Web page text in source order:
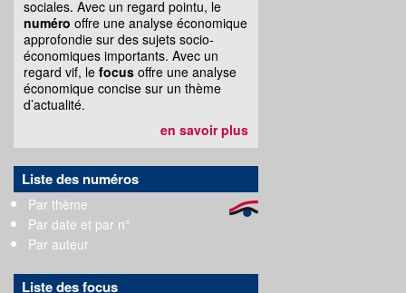
sociales. Avec un regard pointu, le
numéro offre une analyse économique
approfondie sur des sujets socio-
économiques importants. Avec un
regard vif, le focus offre une analyse
économique concise sur un thème
d’actualité.
en savoir plus
Liste des numéros
Par thème
Par date et par n°
Par auteur
Liste des focus